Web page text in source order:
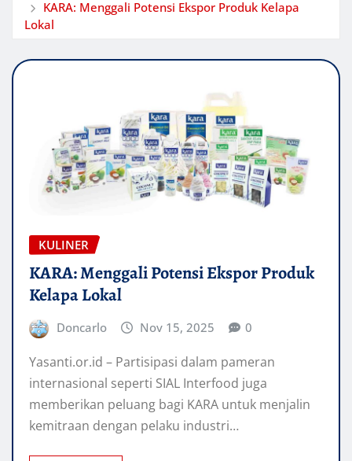
KARA: Menggali Potensi Ekspor Produk Kelapa
Lokal
KULINER
KARA: Menggali Potensi Ekspor Produk
Kelapa Lokal
Doncarlo Nov 15, 2025 0
Yasanti.or.id – Partisipasi dalam pameran
internasional seperti SIAL Interfood juga
memberikan peluang bagi KARA untuk menjalin
kemitraan dengan pelaku industri…